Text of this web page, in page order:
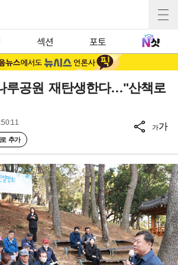
섹션 포토
루공원 재탄생한다…"산책로
추가
가가